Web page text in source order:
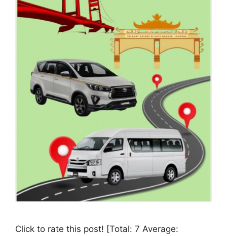
Click to rate this post! [Total: 7 Average: